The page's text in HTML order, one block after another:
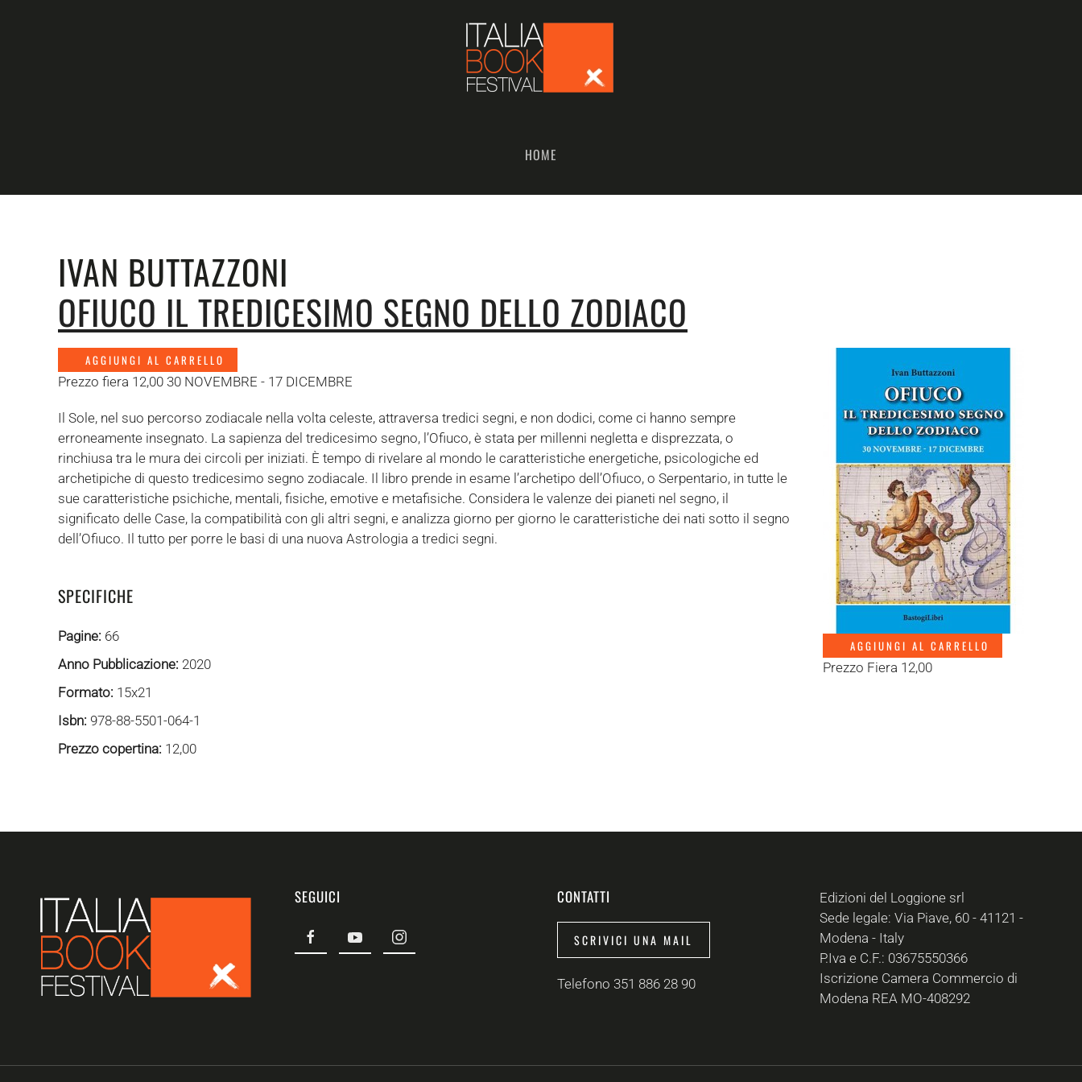
HOME
IVAN BUTTAZZONI
OFIUCO IL TREDICESIMO SEGNO DELLO ZODIACO
AGGIUNGI AL CARRELLO
Prezzo Fiera 12,00
AGGIUNGI AL CARRELLO
Prezzo fiera 12,00 30 NOVEMBRE - 17 DICEMBRE
Il Sole, nel suo percorso zodiacale nella volta celeste, attraversa tredici segni, e non dodici, come ci hanno sempre
erroneamente insegnato. La sapienza del tredicesimo segno, l’Ofiuco, è stata per millenni negletta e disprezzata, o
rinchiusa tra le mura dei circoli per iniziati. È tempo di rivelare al mondo le caratteristiche energetiche, psicologiche ed
archetipiche di questo tredicesimo segno zodiacale. Il libro prende in esame l’archetipo dell’Ofiuco, o Serpentario, in tutte le
sue caratteristiche psichiche, mentali, fisiche, emotive e metafisiche. Considera le valenze dei pianeti nel segno, il
significato delle Case, la compatibilità con gli altri segni, e analizza giorno per giorno le caratteristiche dei nati sotto il segno
dell’Ofiuco. Il tutto per porre le basi di una nuova Astrologia a tredici segni.
SPECIFICHE
Pagine: 66
Anno Pubblicazione: 2020
Formato: 15x21
Isbn: 978-88-5501-064-1
Prezzo copertina: 12,00
SEGUICI CONTATTI
SCRIVICI UNA MAIL
Telefono 351 886 28 90
Edizioni del Loggione srl
Sede legale: Via Piave, 60 - 41121 -
Modena - Italy
P.Iva e C.F.: 03675550366
Iscrizione Camera Commercio di
Modena REA MO-408292